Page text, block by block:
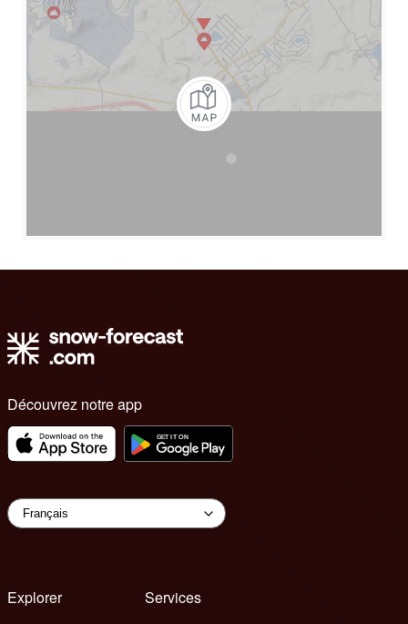
Découvrez notre app
Explorer
Services